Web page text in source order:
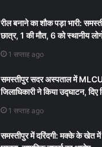
रील बनाने का शौक पड़ा भारी:
छात्र, 1 की मौत, 6 को स्थानीय
1 सप्ताह ago
समस्तीपुर सदर अस्पताल में
जिलाधिकारी ने किया उद्घाटन, दिए
1 सप्ताह ago
समस्तीपुर में दरिंदगी: मक्के के खेत